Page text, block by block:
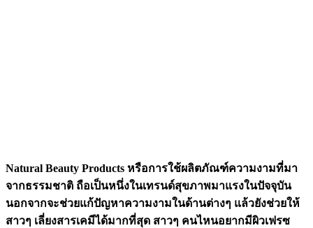
Natural Beauty Products หรือการใช้ผลิตภัณฑ์ความงามที่มา
จากธรรมชาติ ถือเป็นหนึ่งในเทรนด์สุขภาพมาแรงในปัจจุบัน
นอกจากจะช่วยแก้ปัญหาความงามในด้านต่างๆ แล้วยังช่วยให้
สาวๆ เลี่ยงสารเคมีได้มากที่สุด สาวๆ คนไหนอยากมีผิวเฟรซ